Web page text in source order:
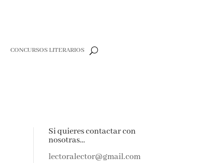
CONCURSOS LITERARIOS
Si quieres contactar con
nosotras…
lectoralector@gmail.com